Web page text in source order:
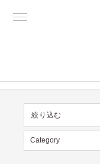
絞り込む
名古屋
Category